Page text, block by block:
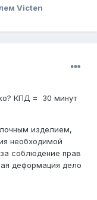
Victen
КПД = 30 минут
изделием,
необходимой
соблюдение прав
деформация дело